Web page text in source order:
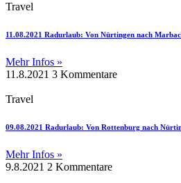
Travel
11.08.2021 Radurlaub: Von Nürtingen nach
Mehr Infos »
11.8.2021 3 Kommentare
Travel
09.08.2021 Radurlaub: Von Rottenburg nach
Mehr Infos »
9.8.2021 2 Kommentare